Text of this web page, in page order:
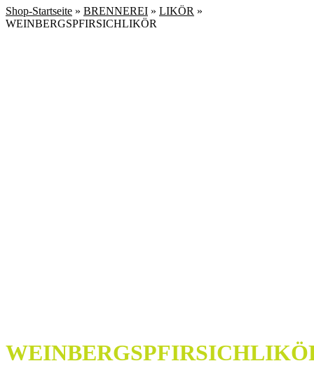
Shop-Startseite » BRENNEREI » LIKÖR »
WEINBERGSPFIRSICHLIKÖR